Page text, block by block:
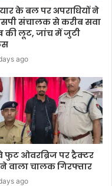
के बल पर अपराधियों ने
संचालक से करीब सवा
की लूट, जांच में जुटी
ago
फुट ओवरब्रिज पर ट्रैक्टर
वाला चालक गिरफ्तार
ago